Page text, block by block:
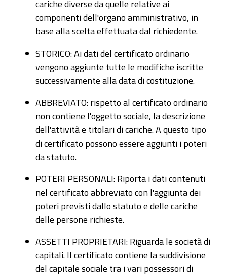
cariche diverse da quelle relative ai
componenti dell'organo amministrativo, in
base alla scelta effettuata dal richiedente.
STORICO: Ai dati del certificato ordinario
vengono aggiunte tutte le modifiche iscritte
successivamente alla data di costituzione.
ABBREVIATO: rispetto al certificato ordinario
non contiene l'oggetto sociale, la descrizione
dell'attività e titolari di cariche. A questo tipo
di certificato possono essere aggiunti i poteri
da statuto.
POTERI PERSONALI: Riporta i dati contenuti
nel certificato abbreviato con l'aggiunta dei
poteri previsti dallo statuto e delle cariche
delle persone richieste.
ASSETTI PROPRIETARI: Riguarda le società di
capitali. Il certificato contiene la suddivisione
del capitale sociale tra i vari possessori di